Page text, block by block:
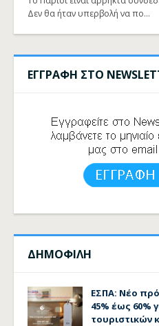
Δεν θα ήταν υπερβολή να πο…
ΕΓΓΡΑΦΗ ΣΤΟ
ΔΗΜΟΦΙΛΗ
ΕΣΠΑ: Νέο
45% έως 60%
τουριστικών